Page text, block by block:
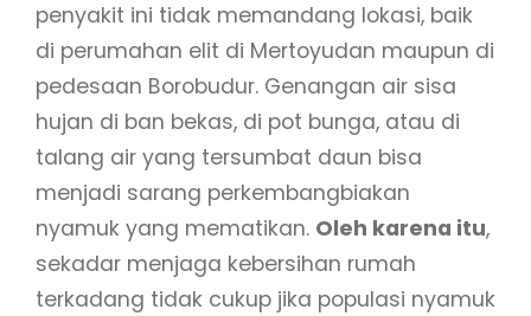
penyakit ini tidak memandang lokasi, baik
di perumahan elit di Mertoyudan maupun di
pedesaan Borobudur. Genangan air sisa
hujan di ban bekas, di pot bunga, atau di
talang air yang tersumbat daun bisa
menjadi sarang perkembangbiakan
nyamuk yang mematikan. Oleh karena itu,
sekadar menjaga kebersihan rumah
terkadang tidak cukup jika populasi nyamuk